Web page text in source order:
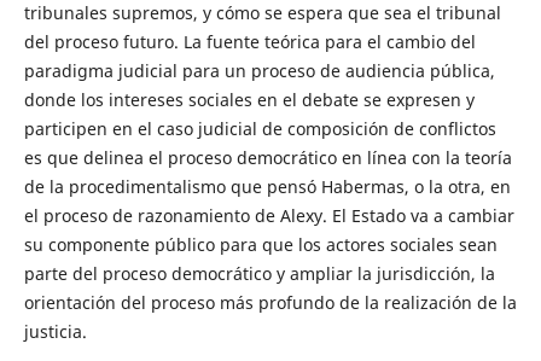
tribunales supremos, y cómo se espera que sea el tribunal
del proceso futuro. La fuente teórica para el cambio del
paradigma judicial para un proceso de audiencia pública,
donde los intereses sociales en el debate se expresen y
participen en el caso judicial de composición de conflictos
es que delinea el proceso democrático en línea con la teoría
de la procedimentalismo que pensó Habermas, o la otra, en
el proceso de razonamiento de Alexy. El Estado va a cambiar
su componente público para que los actores sociales sean
parte del proceso democrático y ampliar la jurisdicción, la
orientación del proceso más profundo de la realización de la
justicia.